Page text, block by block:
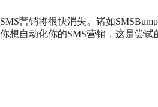
营销将很快消失。诸如
想自动化你的SMS营销，这是尝试